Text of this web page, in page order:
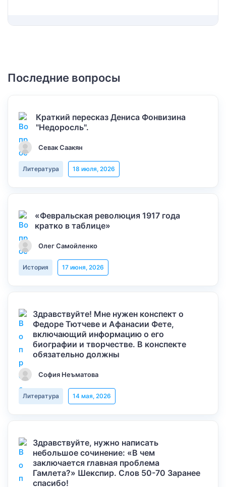
Последние вопросы
Краткий пересказ Дениса Фонвизина
"Недоросль".
Севак Саакян
Литература 18 июля, 2026
«Февральская революция 1917 года
кратко в таблице»
Олег Самойленко
История 17 июня, 2026
Здравствуйте! Мне нужен конспект о
Федоре Тютчеве и Афанасии Фете,
включающий информацию о его
биографии и творчестве. В конспекте
обязательно должны
София Неъматова
Литература 14 мая, 2026
Здравствуйте, нужно написать
небольшое сочинение: «В чем
заключается главная проблема
Гамлета?» Шекспир. Слов 50-70 Заранее
спасибо!